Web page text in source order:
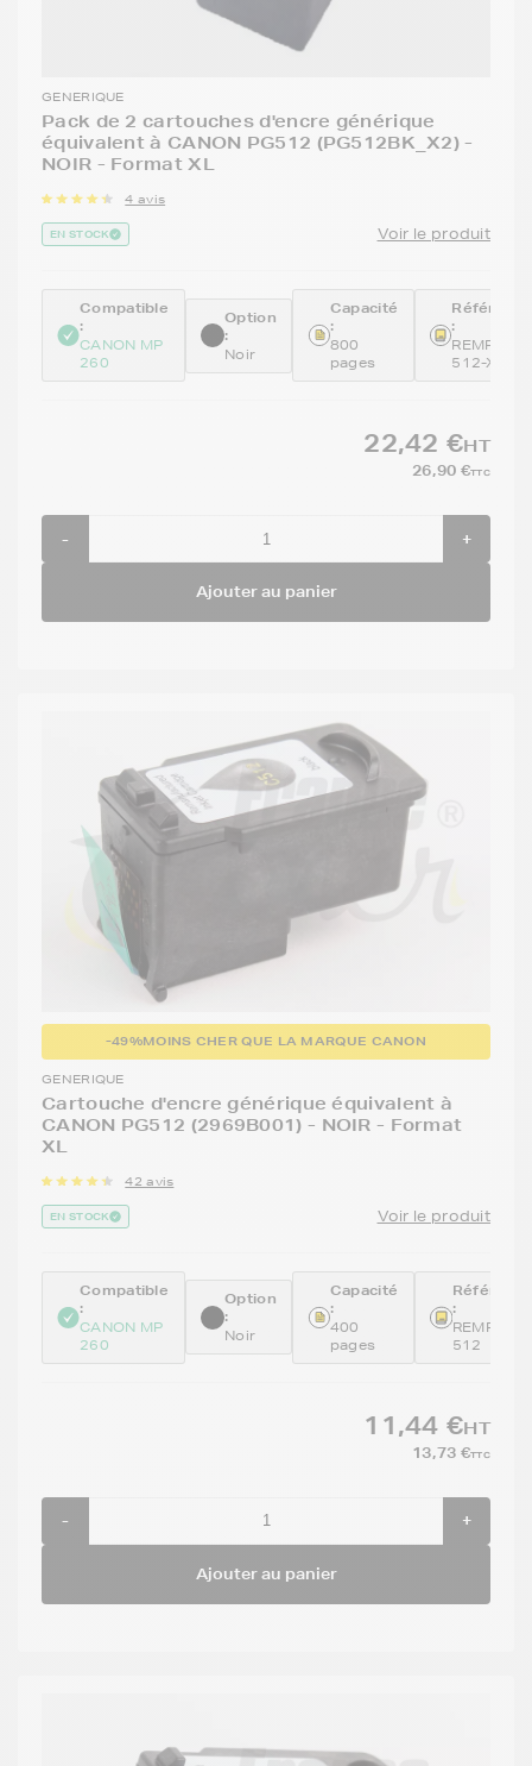
GENERIQUE
Pack de 2 cartouches d'encre générique
équivalent à CANON PG512 (PG512BK_X2) -
NOIR - Format XL
4 avis
EN STOCK Voir le produit
Compatible
:
CANON MP
260
Option
:
Noir
Capacité
:
800
pages
Référence
:
REMPG-
512-X2
22,42 €HT
26,90 €TTC
- +
Ajouter au panier
-49%MOINS CHER QUE LA MARQUE CANON
GENERIQUE
Cartouche d'encre générique équivalent à
CANON PG512 (2969B001) - NOIR - Format
XL
42 avis
EN STOCK Voir le produit
Compatible
:
CANON MP
260
Option
:
Noir
Capacité
:
400
pages
:
REMPG-
512
11,44 €HT
13,73 €TTC
- +
Ajouter au panier